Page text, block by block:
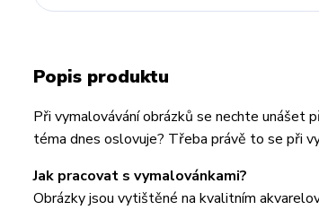
Popis produktu
Při vymalovávání obrázků se nechte unášet
téma dnes oslovuje? Třeba právě to se při
Jak pracovat s vymalovánkami?
Obrázky jsou vytištěné na kvalitním